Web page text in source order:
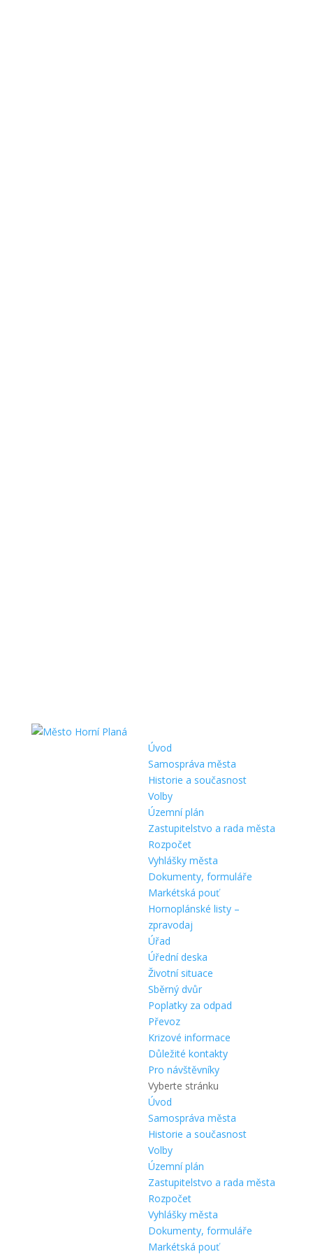
Úvod
Samospráva města
Historie a současnost
Volby
Územní plán
Zastupitelstvo a rada města
Rozpočet
Vyhlášky města
Dokumenty, formuláře
Markétská pouť
Hornoplánské listy –
zpravodaj
Úřad
Úřední deska
Životní situace
Sběrný dvůr
Poplatky za odpad
Převoz
Krizové informace
Důležité kontakty
Pro návštěvníky
Vyberte stránku
Úvod
Samospráva města
Historie a současnost
Volby
Územní plán
Zastupitelstvo a rada města
Rozpočet
Vyhlášky města
Dokumenty, formuláře
Markétská pouť